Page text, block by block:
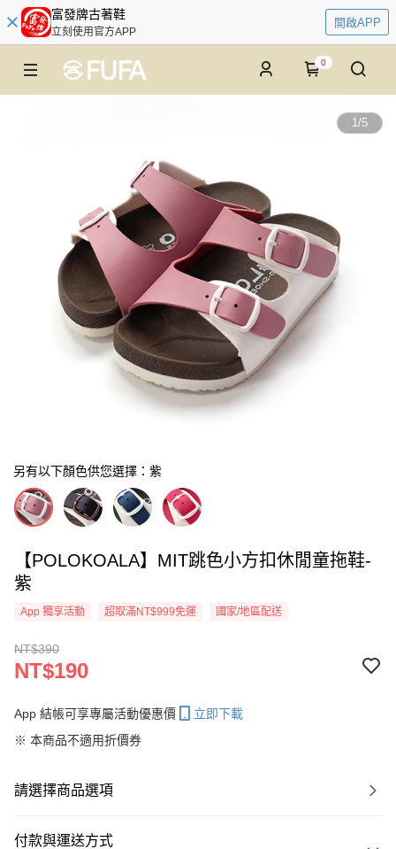
富發牌古著鞋
立刻使用官方APP
開啟APP
0
1/5
另有以下顏色供您選擇：紫
【POLOKOALA】MIT跳色小方扣休閒童拖鞋-
紫
App 獨享活動 超取滿NT$999免運 國家/地區配送
NT$390
NT$190
App 結帳可享專屬活動優惠價
立即下載
※ 本商品不適用折價券
請選擇商品選項
付款與運送方式